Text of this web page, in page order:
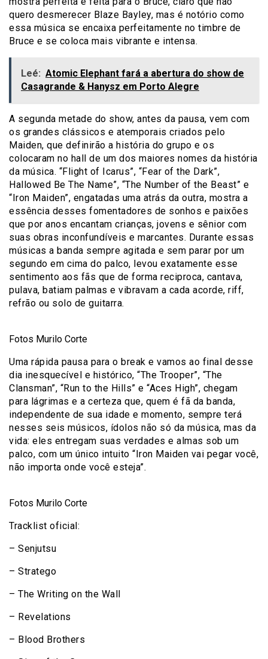
quero desmerecer Blaze Bayley, mas é notório como
essa música se encaixa perfeitamente no timbre de
Bruce e se coloca mais vibrante e intensa.
Leé: Atomic Elephant fará a abertura do show de
Casagrande & Hanysz em Porto Alegre
A segunda metade do show, antes da pausa, vem com
os grandes clássicos e atemporais criados pelo
Maiden, que definirão a história do grupo e os
colocaram no hall de um dos maiores nomes da história
da música. “Flight of Icarus”, “Fear of the Dark”,
Hallowed Be The Name”, “The Number of the Beast” e
“Iron Maiden”, engatadas uma atrás da outra, mostra a
essência desses fomentadores de sonhos e paixões
que por anos encantam crianças, jovens e sênior com
suas obras inconfundíveis e marcantes. Durante essas
músicas a banda sempre agitada e sem parar por um
segundo em cima do palco, levou exatamente esse
sentimento aos fãs que de forma reciproca, cantava,
pulava, batiam palmas e vibravam a cada acorde, riff,
refrão ou solo de guitarra.
Fotos Murilo Corte
Uma rápida pausa para o break e vamos ao final desse
dia inesquecível e histórico, “The Trooper”, “The
Clansman”, “Run to the Hills” e “Aces High”, chegam
para lágrimas e a certeza que, quem é fã da banda,
independente de sua idade e momento, sempre terá
nesses seis músicos, ídolos não só da música, mas da
vida: eles entregam suas verdades e almas sob um
palco, com um único intuito “Iron Maiden vai pegar você,
não importa onde você esteja”.
Fotos Murilo Corte
Tracklist oficial:
– Senjutsu
– Stratego
– The Writing on the Wall
– Revelations
– Blood Brothers